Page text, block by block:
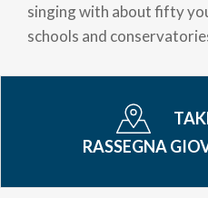
singing with about fifty
schools and
RASSEGNA